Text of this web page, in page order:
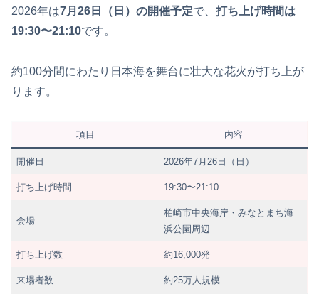
2026年は7月26日（日）の開催予定で、 打ち上げ時間は
19:30〜21:10です。
約100分間にわたり日本海を舞台に壮大な花火が打ち上が
ります。
項目 内容
開催日 2026年7月26日（日）
打ち上げ時間 19:30〜21:10
会場
柏崎市中央海岸・みなとまち海
浜公園周辺
打ち上げ数 約16,000発
来場者数 約25万人規模